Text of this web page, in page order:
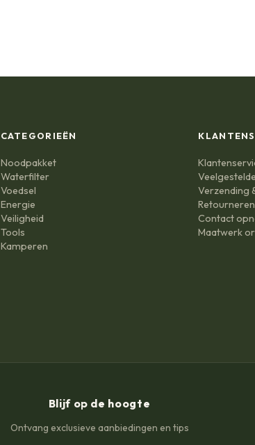
CATEGORIEËN
Noodpakket
Waterfilter
Voedsel
Energie
Veiligheid
Tools
Kamperen
Verzending
Retourneren
Contact
Maatwerk
Blijf op de hoogte
Ontvang exclusieve aanbiedingen en tips